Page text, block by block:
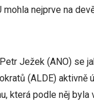
nejprve na
Ježek (ANO) se
(ALDE) aktivně
která podle něj byla